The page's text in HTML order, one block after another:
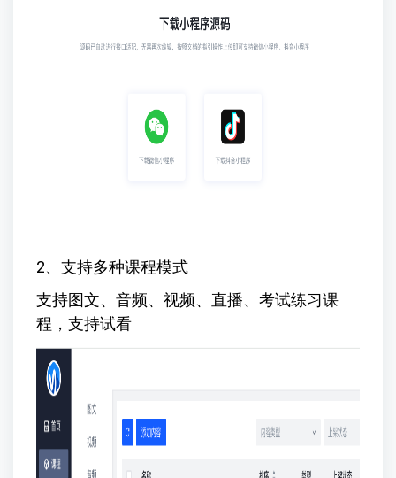
2、支持多种课程模式
支持图文、音频、视频、直播、考试练习课
程，支持试看